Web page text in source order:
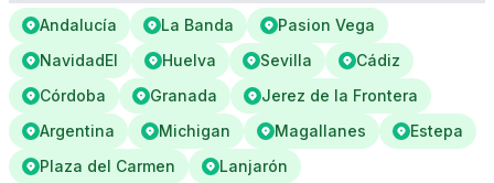
Andalucía La Banda
Pasion Vega
NavidadEl
Huelva Sevilla
Cádiz
Córdoba
Granada
Jerez de la Frontera
Argentina
Michigan Magallanes
Estepa
Plaza del Carmen
Lanjarón